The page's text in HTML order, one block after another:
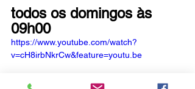
todos os domingos às
09h00
https://www.youtube.com/watch?
v=cH8irbNkrCw&feature=youtu.be